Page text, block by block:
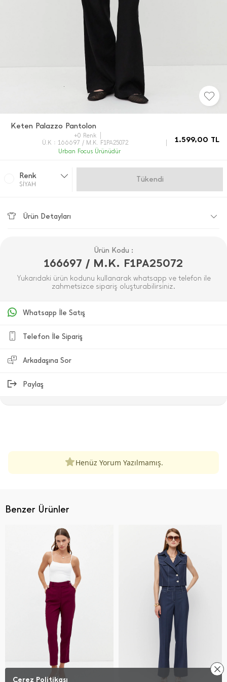
Keten Palazzo Pantolon
+0 Renk
Ü.K : 166697 / M.K. F1PA25072
Urban Focus Ürünüdür
1.599,00 TL
Renk
SİYAH
Gelince Haber Ver
Ürün Detayları
Ürün Kodu :
166697 / M.K. F1PA25072
Yukarıdaki ürün kodunu kullanarak whatsapp ve telefon ile
zahmetsizce sipariş oluşturabilirsiniz.
Whatsapp İle Satış
Telefon İle Sipariş
Arkadaşına Sor
Paylaş
Henüz Yorum Yazılmamış.
Benzer Ürünler
Çerez Politikası